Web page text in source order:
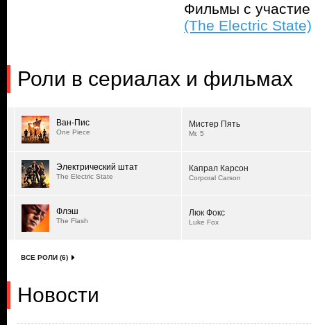
Фильмы с
(The Electric State)
Роли в сериалах и фильмах
Ван-Пис
One Piece
Мистер Пять
Mr. 5
Электрический штат
The Electric State
Капрал Карсон
Corporal Carson
Флэш
The Flash
Люк Фокс
Luke Fox
ВСЕ РОЛИ (6)
Новости